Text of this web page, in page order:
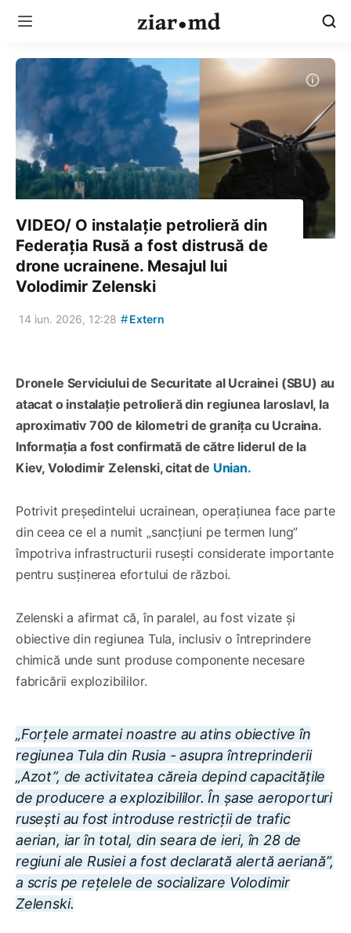
VIDEO/ O instalație petrolieră din
Federația Rusă a fost distrusă de
drone ucrainene. Mesajul lui
Volodimir Zelenski
14 iun. 2026, 12:28 #Extern
Dronele Serviciului de Securitate al Ucrainei (SBU) au
atacat o instalație petrolieră din regiunea Iaroslavl, la
aproximativ 700 de kilometri de granița cu Ucraina.
Informația a fost confirmată de către liderul de la
Kiev, Volodimir Zelenski, citat de Unian.
Potrivit președintelui ucrainean, operațiunea face parte
din ceea ce el a numit „sancțiuni pe termen lung”
împotriva infrastructurii rusești considerate importante
pentru susținerea efortului de război.
Zelenski a afirmat că, în paralel, au fost vizate și
obiective din regiunea Tula, inclusiv o întreprindere
chimică unde sunt produse componente necesare
fabricării explozibililor.
„Forțele armatei noastre au atins obiective în
regiunea Tula din Rusia - asupra întreprinderii
„Azot”, de activitatea căreia depind capacitățile
de producere a explozibililor. În șase aeroporturi
rusești au fost introduse restricții de trafic
aerian, iar în total, din seara de ieri, în 28 de
regiuni ale Rusiei a fost declarată alertă aeriană”,
a scris pe rețelele de socializare Volodimir
Zelenski.